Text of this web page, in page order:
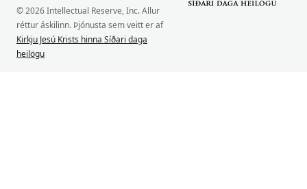
© 2026 Intellectual Reserve, Inc. Allur
réttur áskilinn. Þjónusta sem veitt er af
Kirkju Jesú Krists hinna Síðari daga
heilögu